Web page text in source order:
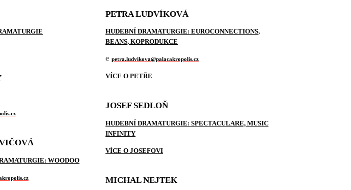
WOODOO
PETRA LUDVÍKOVÁ
HUDEBNÍ DRAMATURGIE: EUROCONNECTIONS,
BEANS, KOPRODUKCE
e petra.ludvikova@palacakropolis.cz
VÍCE O PETŘE
JOSEF SEDLOŇ
HUDEBNÍ DRAMATURGIE: SPECTACULARE, MUSIC
INFINITY
VÍCE O JOSEFOVI
MICHAL NEJTEK